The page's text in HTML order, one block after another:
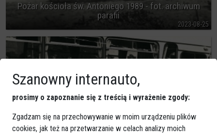
Pożar kościoła św. Antoniego 1989 - fot. archiwum
parafii
2023-08-25
Szanowny internauto,
prosimy o zapoznanie się z treścią i wyrażenie zgody:
Zgadzam się na przechowywanie w moim urządzeniu plików
cookies, jak też na przetwarzanie w celach analizy moich